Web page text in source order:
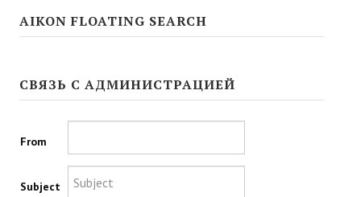
Sims 4
Star Wars Knights of the Old Republic 1
Titan Quest Immortal Throne
AIKON FLOATING SEARCH
СВЯЗЬ С АДМИНИСТРАЦИЕЙ
From
Subject